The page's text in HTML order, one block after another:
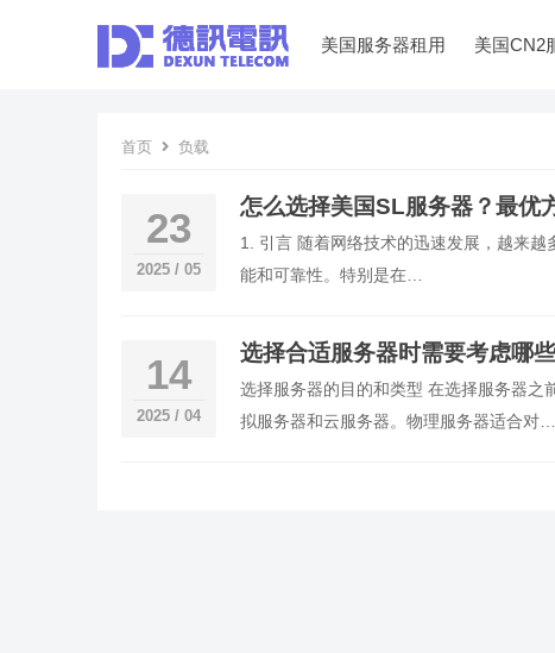
美国服务器租用 美国CN2
首页 负载
23
2025 / 05
怎么选择美国SL服务器？最优
1. 引言 随着网络技术的迅速发展，越来
能和可靠性。特别是在…
14
2025 / 04
选择合适服务器时需要考虑哪
选择服务器的目的和类型 在选择服务器之
拟服务器和云服务器。物理服务器适合对…